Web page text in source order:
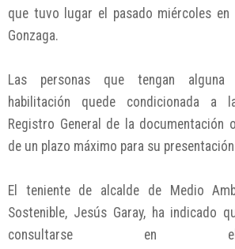
que tuvo lugar el pasado miércoles en
Gonzaga.
Las personas que tengan alguna
habilitación quede condicionada a
Registro General de la documentación
de un plazo máximo para su
El teniente de alcalde de Medio
Sostenible, Jesús Garay, ha indicado
consultarse en